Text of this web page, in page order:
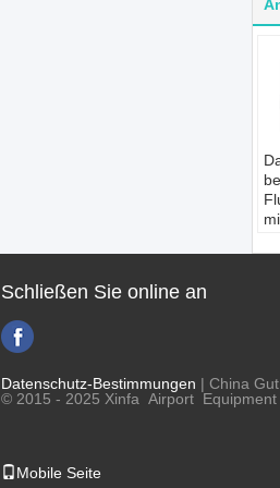
Schließen Sie online an
Datenschutz-Bestimmungen | China
© 2015 - 2025 Xinfa Airport Equipment
Mobile Seite